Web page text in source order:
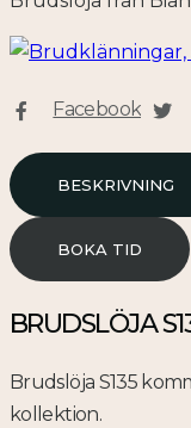
Facebook
BESKRIVNING
BOKA TID
BRUDSLÖJA
Brudslöja S135
kollektion.